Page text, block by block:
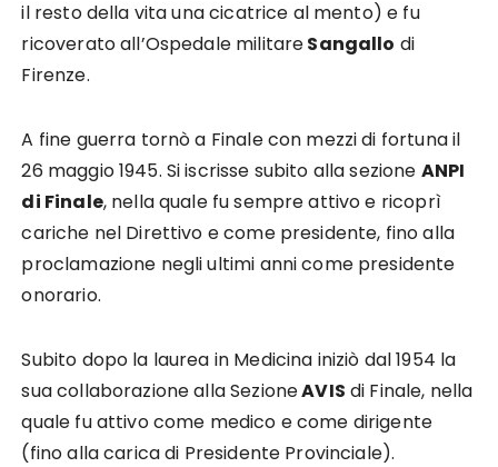
il resto della vita una cicatrice al mento) e fu
ricoverato all’Ospedale militareSangallo di
Firenze.
A fine guerra tornò a Finale con mezzi di fortuna il
26 maggio 1945. Si iscrisse subito alla sezione ANPI
di Finale, nella quale fu sempre attivo e ricoprì
cariche nel Direttivo e come presidente, fino alla
proclamazione negli ultimi anni come presidente
onorario.
Subito dopo la laurea in Medicina iniziò dal 1954 la
sua collaborazione alla SezioneAVIS di Finale, nella
quale fu attivo come medico e come dirigente
(fino alla carica di Presidente Provinciale).